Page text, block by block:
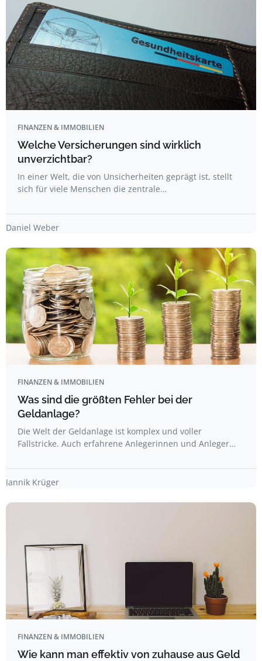
FINANZEN & IMMOBILIEN
Welche Versicherungen sind wirklich
unverzichtbar?
In einer Welt, die von Unsicherheiten geprägt ist, stellt
sich für viele Menschen die zentrale…
Daniel Weber
FINANZEN & IMMOBILIEN
Was sind die größten Fehler bei der
Geldanlage?
Die Welt der Geldanlage ist komplex und voller
Fallstricke. Auch erfahrene Anlegerinnen und Anleger…
Jannik Krüger
FINANZEN & IMMOBILIEN
Wie kann man effektiv von zuhause aus Geld